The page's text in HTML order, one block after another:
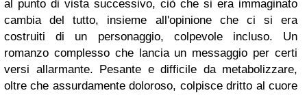
al punto di vista successivo, ciò che si era immaginato
cambia del tutto, insieme all'opinione che ci si era
costruiti di un personaggio, colpevole incluso. Un
romanzo complesso che lancia un messaggio per certi
versi allarmante. Pesante e difficile da metabolizzare,
oltre che assurdamente doloroso, colpisce dritto al cuore